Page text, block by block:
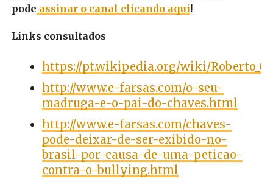
pode assinar o canal clicando aqui!
Links consultados
https://pt.wikipedia.org/wiki/
http://www.e-farsas.com/o-seu-
madruga-e-o-pai-do-chaves.html
http://www.e-farsas.com/chaves-
pode-deixar-de-ser-exibido-no-
brasil-por-causa-de-uma-peticao-
contra-o-bullying.html